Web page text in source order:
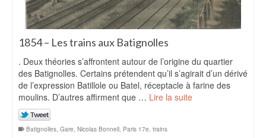
1854 – Les trains aux Batignolles
. Deux théories s’affrontent autour de l’origine du quartier
des Batignolles. Certains prétendent qu’il s’agirait d’un dérivé
de l’expression Batillole ou Batel, réceptacle à farine des
moulins. D’autres affirment que … Lire la suite
Batignolles, Gare, Nicolas Bonnell, Paris 17e, trains